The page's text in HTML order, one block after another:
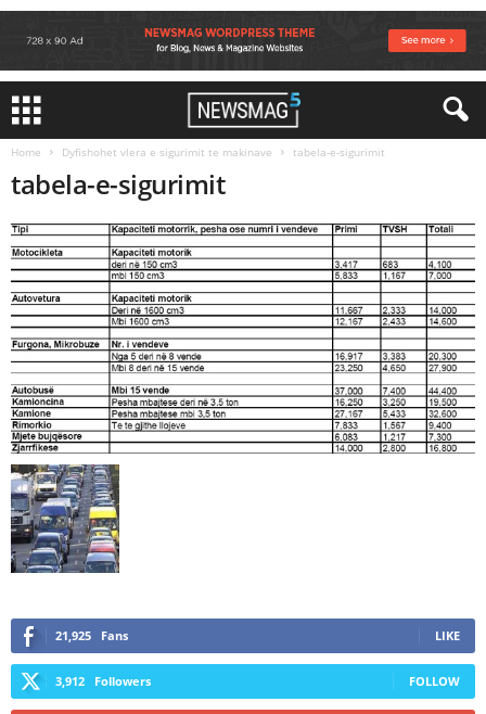
Home Dyfishohet vlera e sigurimit te makinave tabela-e-sigurimit
tabela-e-sigurimit
21,925 Fans LIKE
3,912 Followers FOLLOW